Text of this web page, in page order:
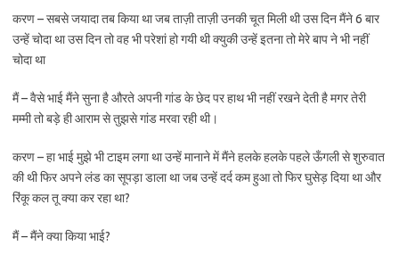
करण – सबसे जयादा तब किया था जब ताज़ी ताज़ी उनकी चूत मिली थी उस दिन मैंने 6 बार
उन्हें चोदा था उस दिन तो वह भी परेशां हो गयी थी क्युकी उन्हें इतना तो मेरे बाप ने भी नहीं
चोदा था
मैं – वैसे भाई मैंने सुना है औरते अपनी गांड के छेद पर हाथ भी नहीं रखने देती है मगर तेरी
मम्मी तो बड़े ही आराम से तुझसे गांड मरवा रही थी।
करण – हा भाई मुझे भी टाइम लगा था उन्हें मानाने में मैंने हलके हलके पहले ऊँगली से शुरुवात
की थी फिर अपने लंड का सूपड़ा डाला था जब उन्हें दर्द कम हुआ तो फिर घुसेड़ दिया था और
रिंकू कल तू क्या कर रहा था?
मैं – मैंने क्या किया भाई?